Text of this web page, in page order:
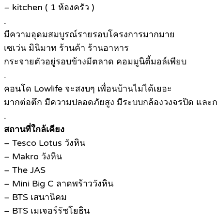
– kitchen ( 1 ห้องครัว )
.
มีความอุดมสมบูรณ์รายรอบโครงการมากมาย
เซเว่น มินิมาท ร้านค้า ร้านอาหาร
กระจายตัวอยู่รอบข้างมีตลาด คอมมูนิตี้มอล์เพียบ
.
คอนโด Lowlife จะสงบๆ เพื่อนบ้านไม่ได้เยอะ
มากต่อตึก มีความปลอดภัยสูง มีระบบกล้องวงจรปิด และ
.
สถานที่ใกล้เคียง
– Tesco Lotus วังหิน
– Makro วังหิน
– The JAS
– Mini Big C ลาดพร้าววังหิน
– BTS เสนานิคม
– BTS เมเจอร์รัชโยธิน